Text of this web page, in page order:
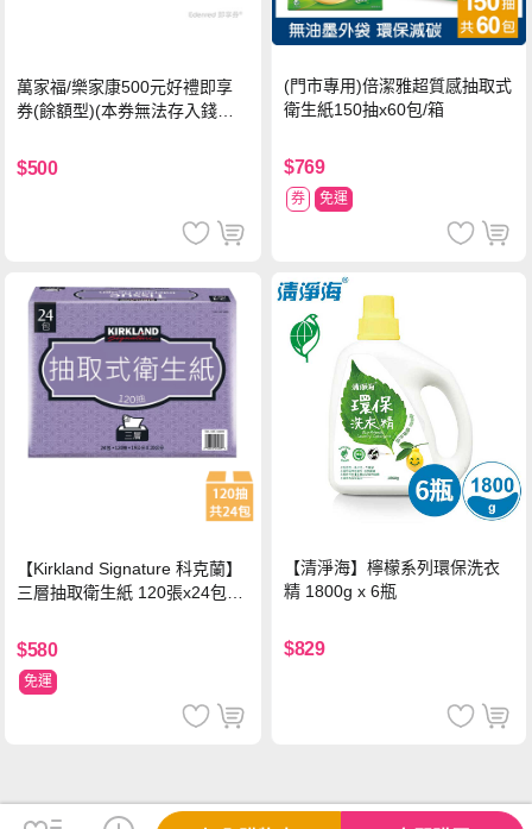
萬家福/樂家康500元好禮即享
券(餘額型)(本券無法存入錢包
$500
(門市專用)倍潔雅超質感抽取式
衛生紙150抽x60包/箱
$769
券 免運
【Kirkland Signature 科克蘭】
三層抽取衛生紙 120張x24包x1
$580
免運
【清淨海】檸檬系列環保洗衣
精 1800g x 6瓶
$829